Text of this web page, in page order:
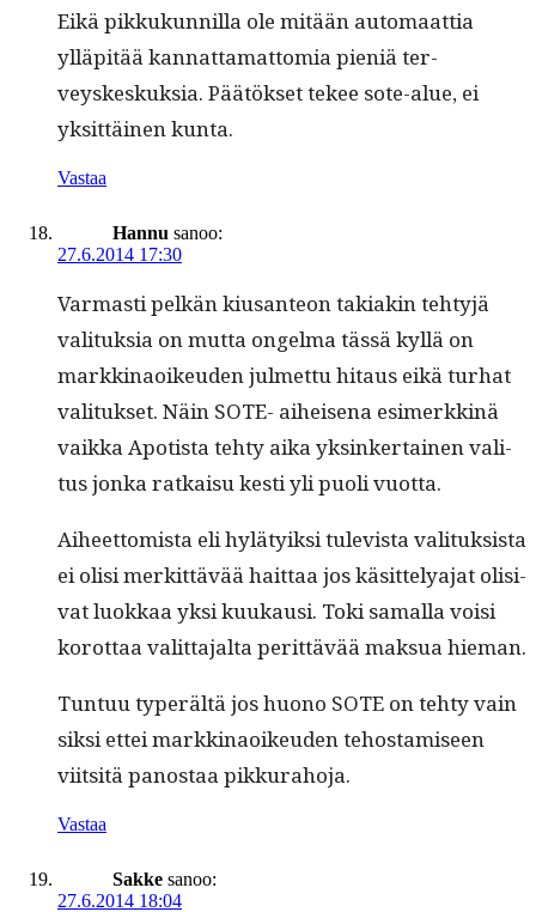
Eikä pikkukun­nil­la ole mitään automaat­tia
ylläpitää kan­nat­ta­mat­to­mia pieniä ter­
veyskeskuk­sia. Päätök­set tekee sote-alue, ei
yksit­täi­nen kunta.
Vastaa
Hannu sanoo:
27.6.2014 17:30
Var­masti pelkän kiu­san­teon taki­akin tehtyjä
val­i­tuk­sia on mut­ta ongel­ma tässä kyl­lä on
markki­naoikeu­den jul­met­tu hitaus eikä turhat
val­i­tuk­set. Näin SOTE- aiheise­na esimerkkinä
vaik­ka Apo­tista tehty aika yksinker­tainen val­i­
tus jon­ka ratkaisu kesti yli puoli vuotta.
Aiheet­tomista eli hylä­tyik­si tule­vista val­i­tuk­sista
ei olisi merkit­tävää hait­taa jos käsit­telya­jat oli­si­
vat luokkaa yksi kuukausi. Toki samal­la voisi
korot­taa valit­ta­jal­ta perit­tävää mak­sua hieman.
Tun­tuu type­r­ältä jos huono SOTE on tehty vain
sik­si ettei markki­naoikeu­den tehostamiseen
viit­sitä panos­taa pikkurahoja.
Vastaa
Sakke sanoo:
27.6.2014 18:04